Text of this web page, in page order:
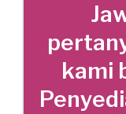
kami